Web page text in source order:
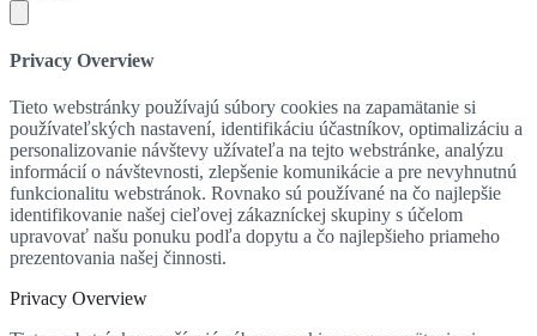
Privacy Overview
Tieto webstránky používajú súbory cookies na zapamätanie si
používateľských nastavení, identifikáciu účastníkov, optimalizáciu a
personalizovanie návštevy užívateľa na tejto webstránke, analýzu
informácií o návštevnosti, zlepšenie komunikácie a pre nevyhnutnú
funkcionalitu webstránok. Rovnako sú používané na čo najlepšie
identifikovanie našej cieľovej zákazníckej skupiny s účelom
upravovať našu ponuku podľa dopytu a čo najlepšieho priameho
prezentovania našej činnosti.
Privacy Overview